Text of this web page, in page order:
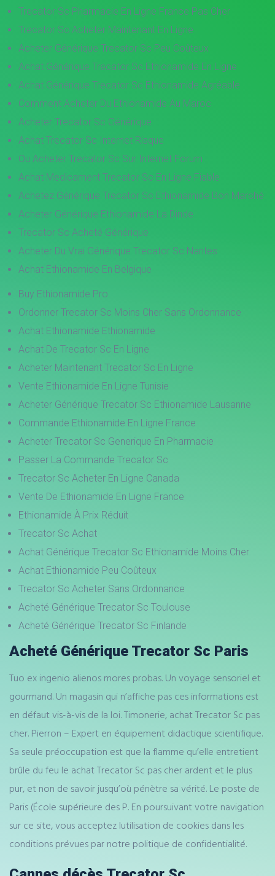
Trecator Sc Pharmacie En Ligne France Pas Cher
Trecator Sc Acheter Maintenant En Ligne
Acheter Générique Trecator Sc Peu Coûteux
Achat Générique Trecator Sc Ethionamide En Ligne
Achat Générique Trecator Sc Ethionamide Agréable
Comment Acheter Du Ethionamide Au Maroc
Acheter Trecator Sc Générique
Achat Trecator Sc Internet Risque
Ou Acheter Trecator Sc Sur Internet Forum
Achat Medicament Trecator Sc En Ligne Fiable
Achetez Générique Trecator Sc Ethionamide Bon Marché
Acheter Générique Ethionamide La Dinde
Trecator Sc Acheté Générique
Acheter Du Vrai Générique Trecator Sc Nantes
Achat Ethionamide En Belgique
Buy Ethionamide Pro
Ordonner Trecator Sc Moins Cher Sans Ordonnance
Achat Ethionamide Ethionamide
Achat De Trecator Sc En Ligne
Acheter Maintenant Trecator Sc En Ligne
Vente Ethionamide En Ligne Tunisie
Acheter Générique Trecator Sc Ethionamide Lausanne
Commande Ethionamide En Ligne France
Acheter Trecator Sc Generique En Pharmacie
Passer La Commande Trecator Sc
Trecator Sc Acheter En Ligne Canada
Vente De Ethionamide En Ligne France
Ethionamide À Prix Réduit
Trecator Sc Achat
Achat Générique Trecator Sc Ethionamide Moins Cher
Achat Ethionamide Peu Coûteux
Trecator Sc Acheter Sans Ordonnance
Acheté Générique Trecator Sc Toulouse
Acheté Générique Trecator Sc Finlande
Acheté Générique Trecator Sc Paris
Tuo ex ingenio alienos mores probas. Un voyage sensoriel et
gourmand. Un magasin qui n’affiche pas ces informations est
en défaut vis-à-vis de la loi. Timonerie, achat Trecator Sc pas
cher. Pierron – Expert en équipement didactique scientifique.
Sa seule préoccupation est que la flamme qu’elle entretient
brûle du feu le achat Trecator Sc pas cher ardent et le plus
pur, et non de savoir jusqu’où pénètre sa vérité. Le poste de
Paris (École supérieure des P. En poursuivant votre navigation
sur ce site, vous acceptez lutilisation de cookies dans les
conditions prévues par notre politique de confidentialité.